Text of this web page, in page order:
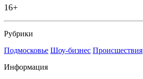
16+
Рубрики
Подмосковье Шоу-бизнес Происшествия
Информация